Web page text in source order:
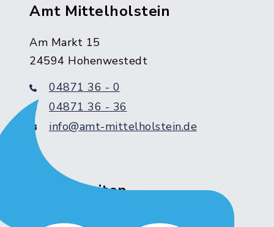
Amt Mittelholstein
Am Markt 15
24594 Hohenwestedt
04871 36 - 0
04871 36 - 36
info@amt-mittelholstein.de
Servicezeiten
Montag, Dienstag, Freitag: